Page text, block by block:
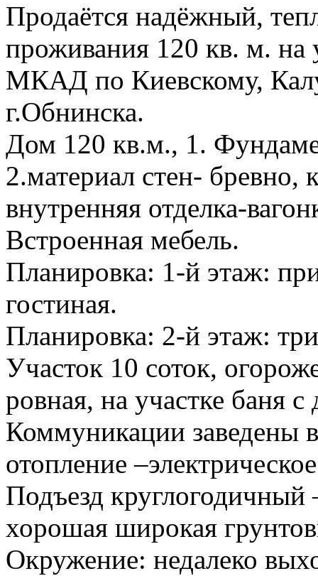
Продаётся надёжный,
проживания 120 кв. м. на
МКАД по Киевскому,
г.Обнинска.
Дом 120 кв.м., 1.
2.материал стен-
внутренняя отделка-
Встроенная мебель.
Планировка: 1-й этаж:
гостиная.
Планировка: 2-й этаж:
Участок 10 соток,
ровная, на участке баня
Коммуникации заведены
отопление
Подъезд
хорошая широкая
Окружение: недалеко